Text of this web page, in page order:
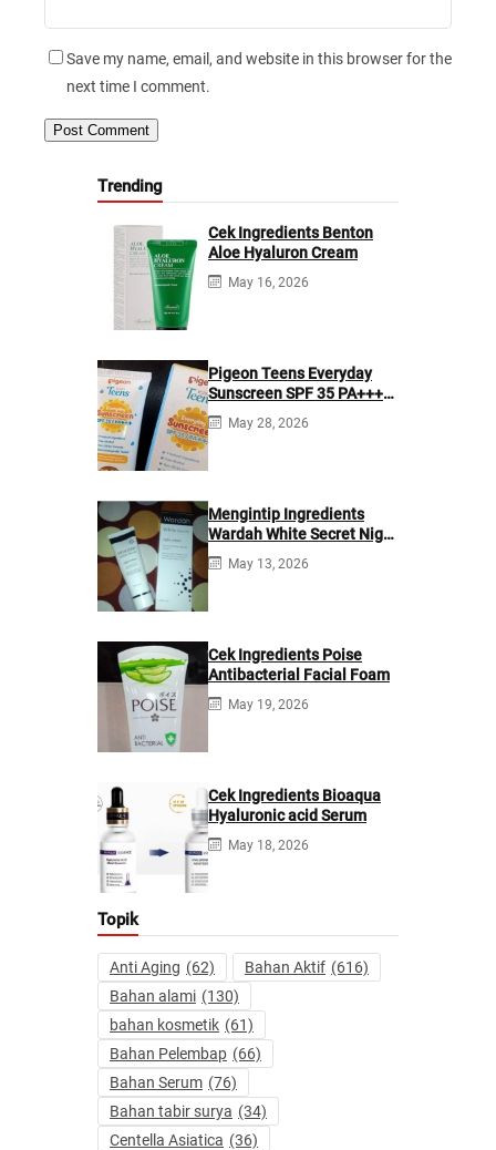
Save my name, email, and website in this browser for the
next time I comment.
Trending
Cek Ingredients Benton
Aloe Hyaluron Cream
May 16, 2026
Pigeon Teens Everyday
Sunscreen SPF 35 PA+++
Ingredients
May 28, 2026
Mengintip Ingredients
Wardah White Secret Night
Cream
May 13, 2026
Cek Ingredients Poise
Antibacterial Facial Foam
May 19, 2026
Cek Ingredients Bioaqua
Hyaluronic acid Serum
May 18, 2026
Topik
Anti Aging (62) Bahan Aktif (616)
Bahan alami (130)
bahan kosmetik (61)
Bahan Pelembap (66)
Bahan Serum (76)
Bahan tabir surya (34)
Centella Asiatica (36)